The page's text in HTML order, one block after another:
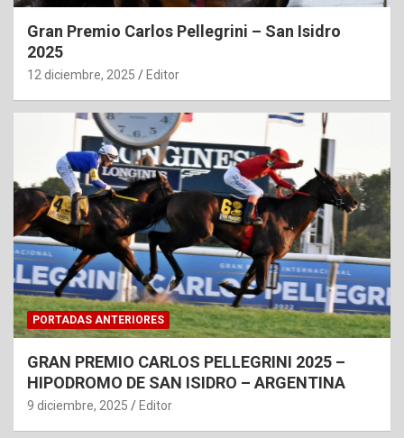
Gran Premio Carlos Pellegrini – San Isidro
2025
12 diciembre, 2025 Editor
PORTADAS ANTERIORES
GRAN PREMIO CARLOS PELLEGRINI 2025 –
HIPODROMO DE SAN ISIDRO – ARGENTINA
9 diciembre, 2025 Editor